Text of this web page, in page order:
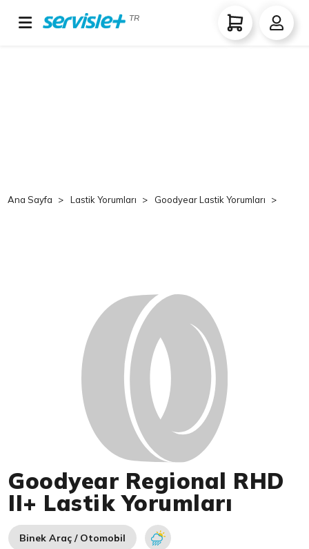
TR
Ana Sayfa Lastik Yorumları Goodyear Lastik Yorumları
Goodyear Regional RHD
II+ Lastik Yorumları
Binek Araç / Otomobil